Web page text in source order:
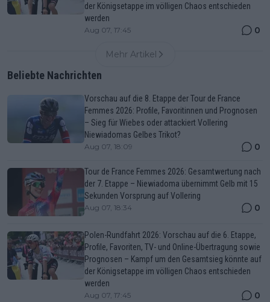
der Königsetappe im völligen Chaos entschieden
werden
Aug 07, 17:45 0
Mehr Artikel
Beliebte Nachrichten
Vorschau auf die 8. Etappe der Tour de France
Femmes 2026: Profile, Favoritinnen und Prognosen
– Sieg für Wiebes oder attackiert Vollering
Niewiadomas Gelbes Trikot?
Aug 07, 18:09 0
Tour de France Femmes 2026: Gesamtwertung nach
der 7. Etappe – Niewiadoma übernimmt Gelb mit 15
Sekunden Vorsprung auf Vollering
Aug 07, 18:34 0
Polen-Rundfahrt 2026: Vorschau auf die 6. Etappe,
Profile, Favoriten, TV- und Online-Übertragung sowie
Prognosen – Kampf um den Gesamtsieg könnte auf
der Königsetappe im völligen Chaos entschieden
werden
Aug 07, 17:45 0